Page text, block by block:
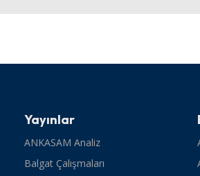
Yayınlar
ANKASAM Analiz
Balgat Çalışmaları